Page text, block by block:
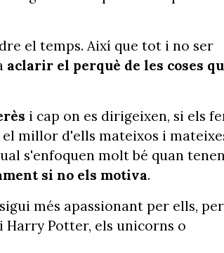
el temps. Així que tot i no ser
aclarir el perquè de les coses
i cap on es dirigeixen, si els
millor d'ells mateixos i
s'enfoquen molt bé quan
si no els motiva.
més apassionant per ells, per
Harry Potter, els unicorns o